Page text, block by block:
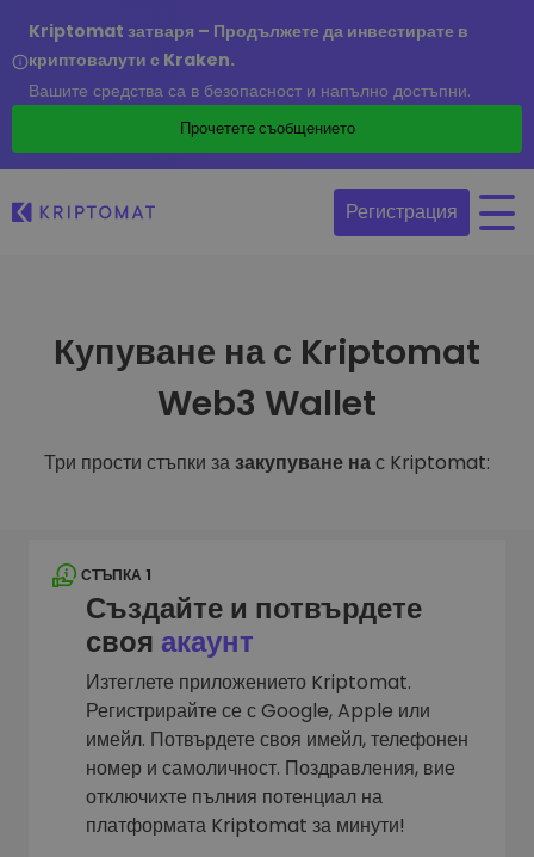
Kriptomat затваря – Продължете да инвестирате в
криптовалути с Kraken.
Вашите средства са в безопасност и напълно достъпни.
Прочетете съобщението
Регистрация
Купуване на с Kriptomat
Web3 Wallet
Три прости стъпки зазакупуване нас Kriptomat:
СТЪПКА 1
Създайте и потвърдете
своя акаунт
Изтеглете приложението Kriptomat.
Регистрирайте се с Google, Apple или
имейл. Потвърдете своя имейл, телефонен
номер и самоличност. Поздравления, вие
отключихте пълния потенциал на
платформата Kriptomat за минути!